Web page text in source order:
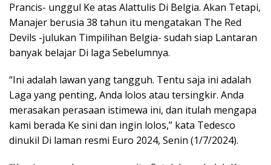
Prancis- unggul Ke atas Alattulis Di Belgia. Akan Tetapi,
Manajer berusia 38 tahun itu mengatakan The Red
Devils -julukan Timpilihan Belgia- sudah siap Lantaran
banyak belajar Di laga Sebelumnya.
“Ini adalah lawan yang tangguh. Tentu saja ini adalah
Laga yang penting, Anda lolos atau tersingkir. Anda
merasakan perasaan istimewa ini, dan itulah mengapa
kami berada Ke sini dan ingin lolos,” kata Tedesco
dinukil Di laman resmi Euro 2024, Senin (1/7/2024).